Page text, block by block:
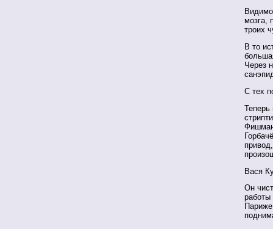
мозга,
троих
В то
Через
С тех
Теперь
Вася
Он
работы